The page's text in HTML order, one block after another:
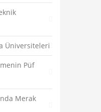
Üniversiteleri
Püf
Merak